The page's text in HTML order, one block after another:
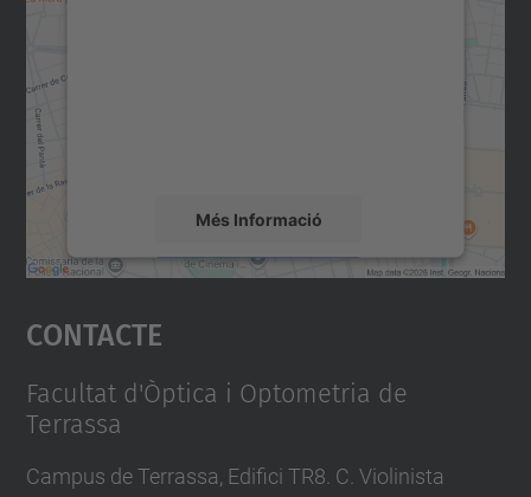
Més Informació
Accepta
powered by
Contacte
Facultat d'Òptica i Optometria de
Terrassa
Campus de Terrassa, Edifici TR8. C. Violinista